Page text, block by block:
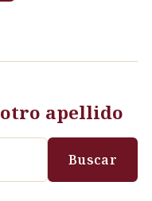
otro apellido
Buscar